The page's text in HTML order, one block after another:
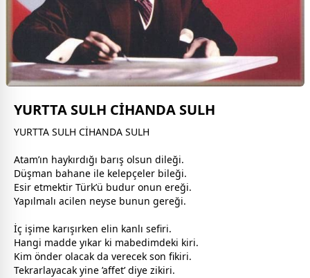
YURTTA SULH CİHANDA SULH
YURTTA SULH CİHANDA SULH
Atam’ın haykırdığı barış olsun dileği.
Düşman bahane ile kelepçeler bileği.
Esir etmektir Türk’ü budur onun ereği.
Yapılmalı acilen neyse bunun gereği.
İç işime karışırken elin kanlı sefiri.
Hangi madde yıkar ki mabedimdeki kiri.
Kim önder olacak da verecek son fikiri.
Tekrarlayacak yine ’affet’ diye zikiri.